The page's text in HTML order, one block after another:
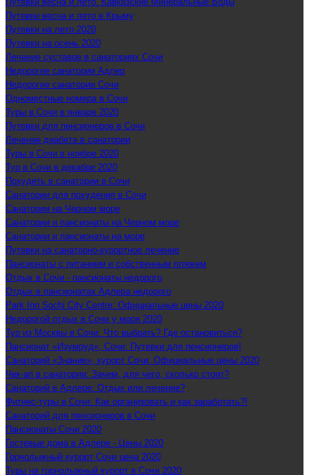
Путевки весна и лето в Крыму
Путевки на лето 2020
Путевки на осень 2020
Лечение суставов в санаториях Сочи
Недорогие санатории Адлер
Недорогие санатории Сочи
Одноместные номера в Сочи
Туры в Сочи в январе 2020
Путевки для пенсионеров в Сочи
Лечение диабета в санатории
Туры в Сочи в ноябре 2020
Тур в Сочи в декабре 2020
Похудеть в санатории в Сочи
Санатории для похудения в Сочи
Санатории на Черном море
Санатории и пансионаты на Черном море
Санатории и пансионаты на море
Путевки на санаторно-курортное лечение
Пансионаты с питанием и собственным пляжем
Отдых в Сочи - пансионаты недорого
Отдых в пансионатах Адлера недорого
Park Inn Sochi City Centre: Официальные цены 2020
Недорогой отдых в Сочи у моря 2020
Тур из Москвы в Сочи: Что выбрать? Где остановиться?
Пансионат «Изумруд», Сочи: Путевки для пенсионеров!
Санаторий «Знание», курорт Сочи: Официальные цены 2020
Чек-ап в санатории: Зачем, для чего, сколько стоит?
Санаторий в Адлере: Отдых или лечение?
Фитнес-туры в Сочи: Как организовать и как заработать?!
Санаторий для пенсионеров в Сочи
Пансионаты Сочи 2020
Гостевые дома в Адлере - Цены 2020
Горнолыжный курорт Сочи цена 2020
Туры на горнолыжный курорт в Сочи 2020